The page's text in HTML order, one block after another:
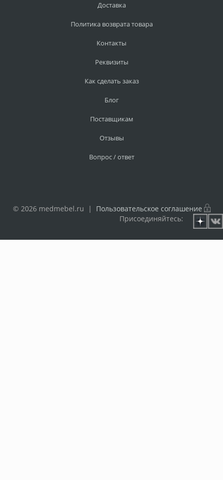
Доставка
Политика возврата товара
Контакты
Реквизиты
Как сделать заказ
Блог
Поставщикам
Отзывы
Вопрос / ответ
© 2026 medmebel.ru | Пользовательское соглашение
Присоединяйтесь: